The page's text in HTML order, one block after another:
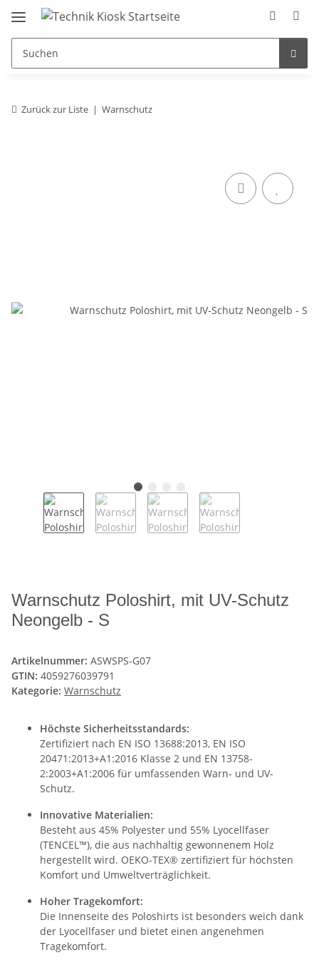
Zurück zur Liste Warnschutz
Warnschutz Poloshirt, mit UV-Schutz
Neongelb - S
Artikelnummer: ASWSPS-G07
GTIN: 4059276039791
Kategorie: Warnschutz
Höchste Sicherheitsstandards:
Zertifiziert nach EN ISO 13688:2013, EN ISO
20471:2013+A1:2016 Klasse 2 und EN 13758-
2:2003+A1:2006 für umfassenden Warn- und UV-
Schutz.
Innovative Materialien:
Besteht aus 45% Polyester und 55% Lyocellfaser
(TENCEL™), die aus nachhaltig gewonnenem Holz
hergestellt wird. OEKO-TEX® zertifiziert für höchsten
Komfort und Umweltverträglichkeit.
Hoher Tragekomfort:
Die Innenseite des Poloshirts ist besonders weich dank
der Lyocellfaser und bietet einen angenehmen
Tragekomfort.